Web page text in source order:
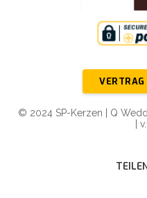
© 2024 SP-Kerzen | Q
|